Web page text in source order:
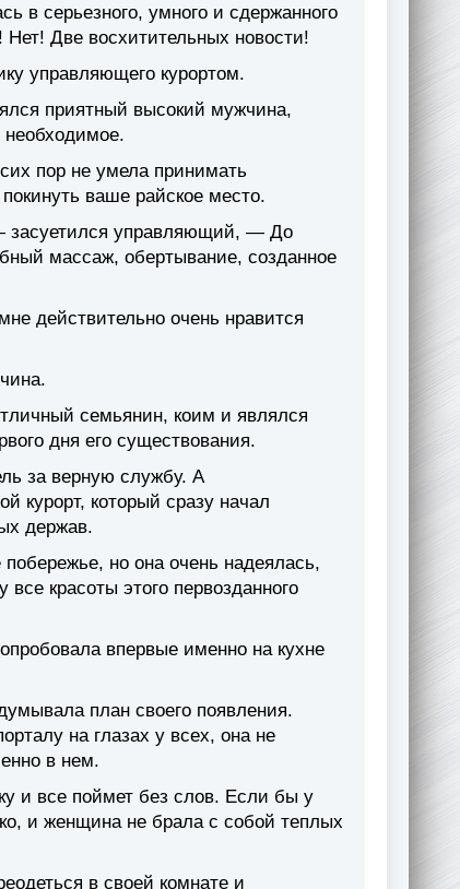
в серьезного, умного и сдержанного
Нет! Две восхитительных новости!
управляющего курортом.
приятный высокий мужчина,
пор не умела принимать
ваше райское место.
засуетился управляющий, — До
массаж, обертывание, созданное
действительно очень нравится
семьянин, коим и являлся
дня его существования.
за верную службу. А
курорт, который сразу начал
держав.
но она очень надеялась,
красоты этого первозданного
впервые именно на кухне
план своего появления.
на глазах у всех, она не
в нем.
и все поймет без слов. Если бы у
и женщина не брала с собой теплых
в своей комнате и